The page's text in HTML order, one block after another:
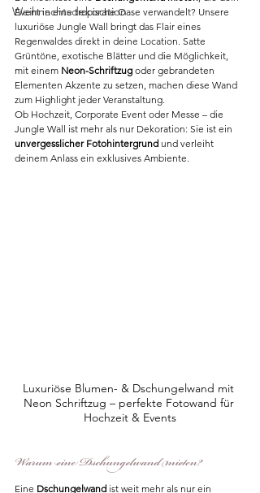
Weihnachtsdekoration
Event in eine tropische Oase verwandelt? Unsere
luxuriöse Jungle Wall bringt das Flair eines
Regenwaldes direkt in deine Location. Satte
Grüntöne, exotische Blätter und die Möglichkeit,
mit einem Neon-Schriftzug oder gebrandeten
Elementen Akzente zu setzen, machen diese Wand
zum Highlight jeder Veranstaltung.
Ob Hochzeit, Corporate Event oder Messe – die
Jungle Wall ist mehr als nur Dekoration: Sie ist ein
unvergesslicher Fotohintergrund und verleiht
deinem Anlass ein exklusives Ambiente.
Luxuriöse Blumen- & Dschungelwand mit
Neon Schriftzug – perfekte Fotowand für
Hochzeit & Events
Warum eine Dschungelwand mieten?
Eine Dschungelwand ist weit mehr als nur ein